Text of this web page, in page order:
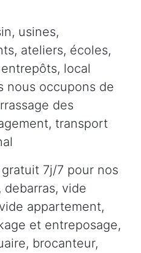
usines,
ateliers, écoles,
local
nous occupons de
des
transport
7j/7 pour nos
vide
appartement,
et entreposage,
brocanteur,